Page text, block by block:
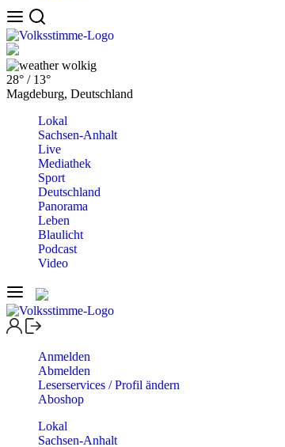
wolkig
28° / 13°
Magdeburg, Deutschland
Lokal
Sachsen-Anhalt
Live
Mediathek
Sport
Deutschland
Panorama
Leben
Blaulicht
Podcast
Video
Anmelden
Abmelden
Leserservices / Profil ändern
Aboshop
Lokal
Sachsen-Anhalt